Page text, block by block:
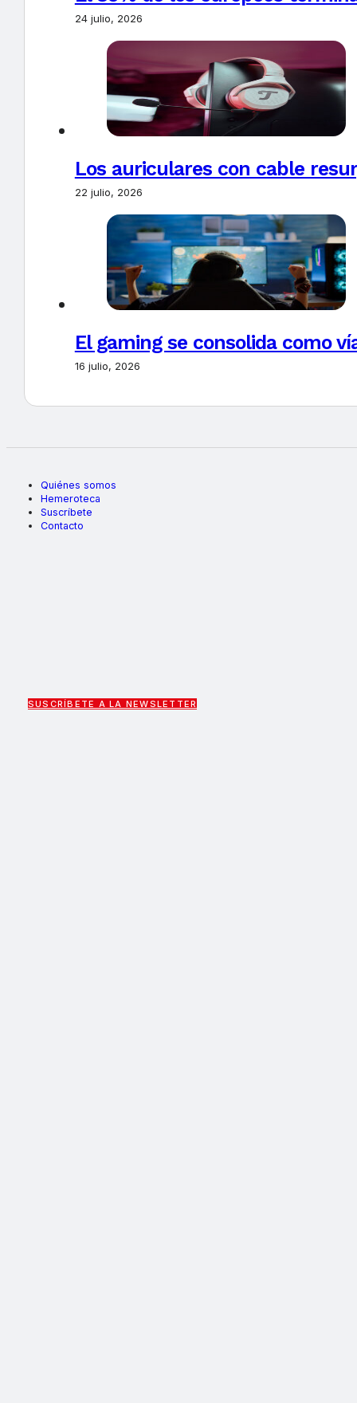
24 julio, 2026
Los auriculares con cable
22 julio, 2026
El gaming se consolida como
16 julio, 2026
Quiénes somos
Hemeroteca
Suscríbete
Contacto
SUSCRÍBETE A LA NEWSLETTER